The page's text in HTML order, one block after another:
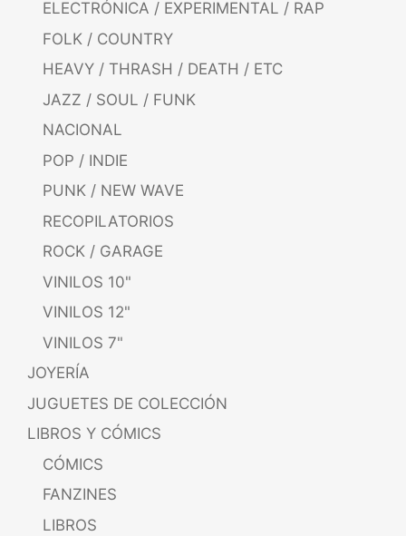
ELECTRÓNICA / EXPERIMENTAL / RAP
FOLK / COUNTRY
HEAVY / THRASH / DEATH / ETC
JAZZ / SOUL / FUNK
NACIONAL
POP / INDIE
PUNK / NEW WAVE
RECOPILATORIOS
ROCK / GARAGE
VINILOS 10"
VINILOS 12"
VINILOS 7"
JOYERÍA
JUGUETES DE COLECCIÓN
LIBROS Y CÓMICS
CÓMICS
FANZINES
LIBROS